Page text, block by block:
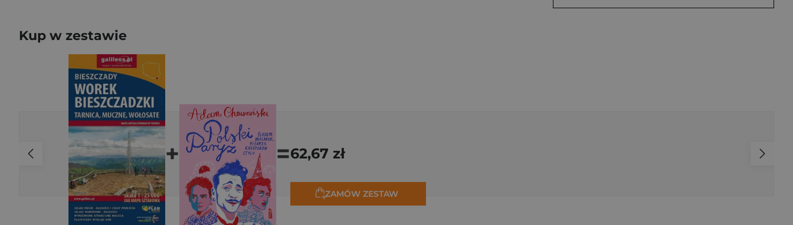
Kup w zestawie
+ =62,67 zł
ZAMÓW ZESTAW